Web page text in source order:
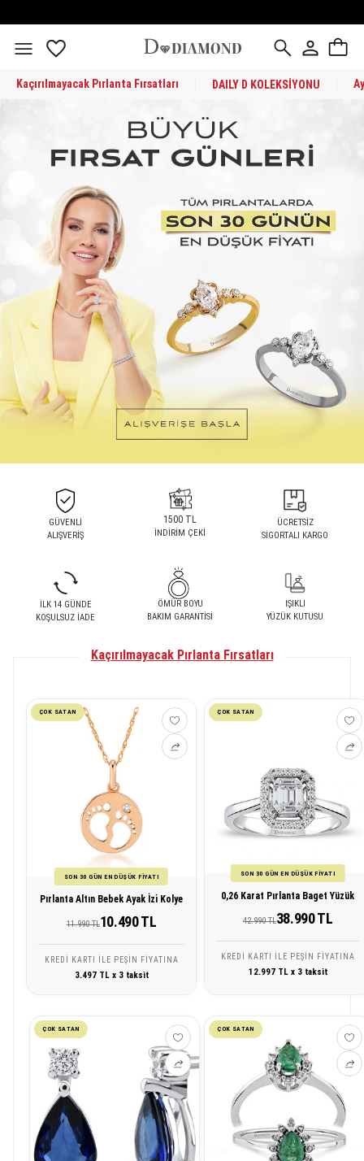
Kaçırılmayacak Pırlanta Fırsatları DAILY D KOLEKSİYONU
GÜVENLİ
ALIŞVERİŞ
1500 TL
İNDİRİM ÇEKİ
ÜCRETSİZ
SİGORTALI KARGO
İLK 14 GÜNDE
KOŞULSUZ İADE
ÖMÜR BOYU
BAKIM GARANTİSİ
IŞIKLI
YÜZÜK KUTUSU
Kaçırılmayacak Pırlanta Fırsatları
ÇOK SATAN
SON 30 GÜN EN DÜŞÜK FİYATI
Pırlanta Altın Bebek Ayak İzi Kolye
11.990 TL10.490 TL
KREDI KARTI ILE PEŞIN FIYATINA
3.497 TL x 3 taksit
ÇOK SATAN
SON 30 GÜN EN DÜŞÜK FİYATI
0,26 Karat Pırlanta Baget Yüzük
42.990 TL38.990 TL
KREDI KARTI ILE PEŞIN FIYATINA
12.997 TL x 3 taksit
ÇOK SATAN ÇOK SATAN